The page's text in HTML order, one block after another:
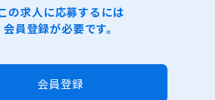
の求人に応募するには
会員登録が必要です。
会員登録